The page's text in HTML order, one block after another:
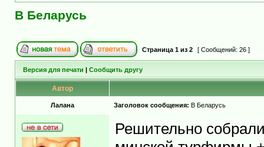
В Беларусь
Страница 1 из 2 [ Сообщений: 26 ]
Версия для печати | Сообщить другу
Автор
Лалана Заголовок сообщения: В Беларусь
Решительно